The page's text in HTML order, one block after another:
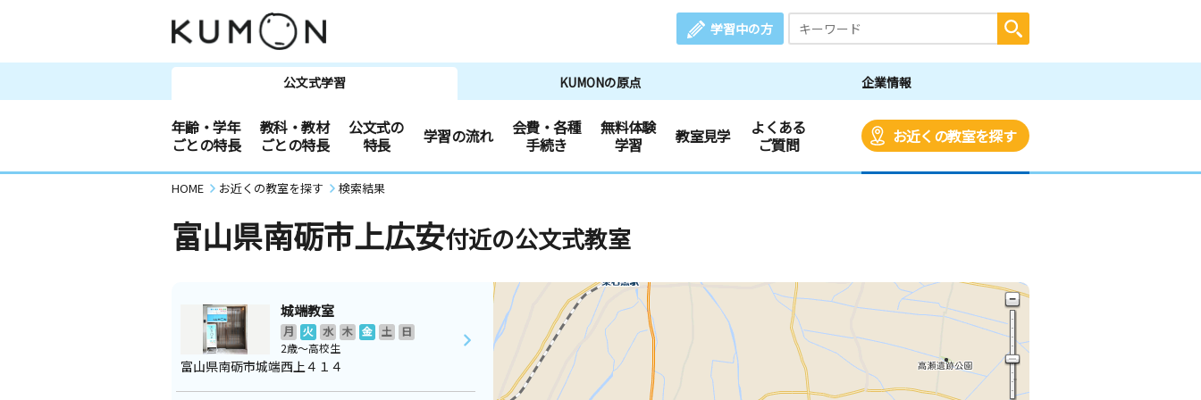
学習中の方
公文式学習 KUMONの原点 企業情報
年齢・学年
ごとの特長
教科・教材
ごとの特長
公文式の
特長
学習の流れ
会費・各種
手続き
無料体験
学習
教室見学
よくある
ご質問
お近くの教室を探す
HOME お近くの教室を探す 検索結果
富山県南砺市上広安付近の公文式教室
城端教室
月 火 水 木 金 土
日
2歳～高校生
富山県南砺市城端西上４１４